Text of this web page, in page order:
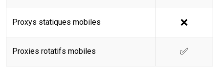
Proxys statiques mobiles ❌
Proxies rotatifs mobiles ✅